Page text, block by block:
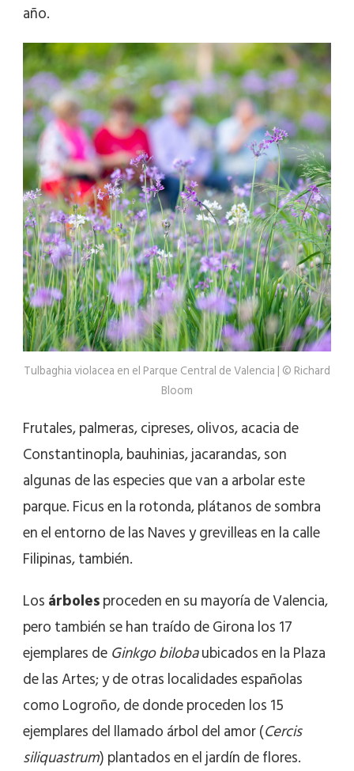
año.
Tulbaghia violacea en el Parque Central de Valencia | © Richard
Bloom
Frutales, palmeras, cipreses, olivos, acacia de
Constantinopla, bauhinias, jacarandas, son
algunas de las especies que van a arbolar este
parque. Ficus en la rotonda, plátanos de sombra
en el entorno de las Naves y grevilleas en la calle
Filipinas, también.
Losárbolesproceden en su mayoría de Valencia,
pero también se han traído de Girona los 17
ejemplares deGinkgo bilobaubicados en la Plaza
de las Artes; y de otras localidades españolas
como Logroño, de donde proceden los 15
ejemplares del llamado árbol del amor (Cercis
siliquastrum) plantados en el jardín de flores.